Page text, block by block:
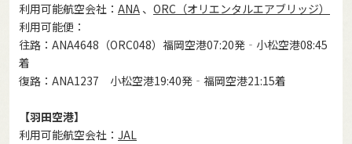
利用可能航空会社： ANA 、 ORC（オリエンタルエアブリッジ）
利用可能便：
往路：ANA4648（ORC048）福岡空港07:20発‐小松空港08:45
着
復路：ANA1237 小松空港19:40発‐福岡空港21:15着
【羽田空港】
利用可能航空会社： JAL